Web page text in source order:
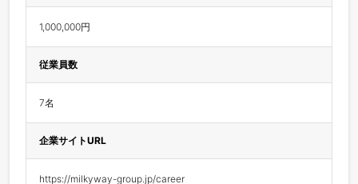
1,000,000円
従業員数
7名
企業サイトURL
https://milkyway-group.jp/career